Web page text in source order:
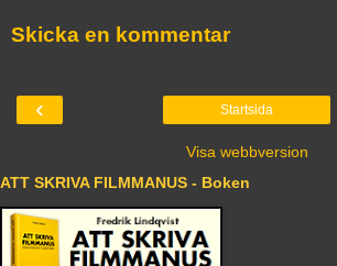
Skicka en kommentar
‹ Startsida
Visa webbversion
ATT SKRIVA FILMMANUS - Boken